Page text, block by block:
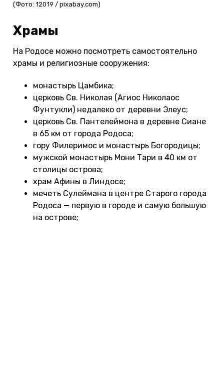
(Фото: 12019 / pixabay.com)
Храмы
На Родосе можно посмотреть самостоятельно
храмы и религиозные сооружения:
монастырь Цамбика;
церковь Св. Николая (Агиос Николаос
Фунтукли) недалеко от деревни Элеус;
церковь Св. Пантелеймона в деревне Сиане
в 65 км от города Родоса;
гору Филеримос и монастырь Богородицы;
мужской монастырь Мони Тари в 40 км от
столицы острова;
храм Афины в Линдосе;
мечеть Сулеймана в центре Старого города
Родоса — первую в городе и самую большую
на острове;